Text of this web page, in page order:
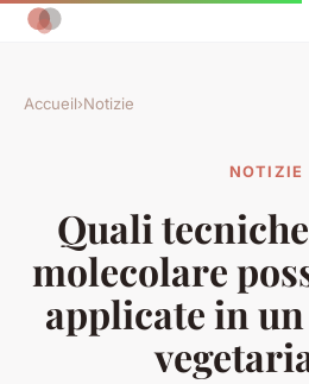
Accueil›Notizie
NOTIZIE
Quali
molecolare
applicate in